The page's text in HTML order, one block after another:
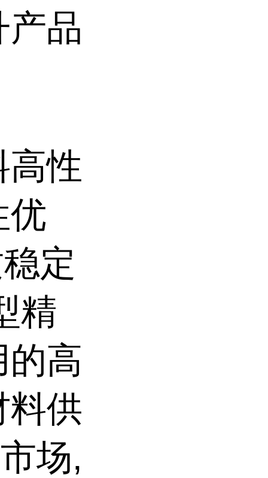
品
性
优
定
精
的高
料供
场,